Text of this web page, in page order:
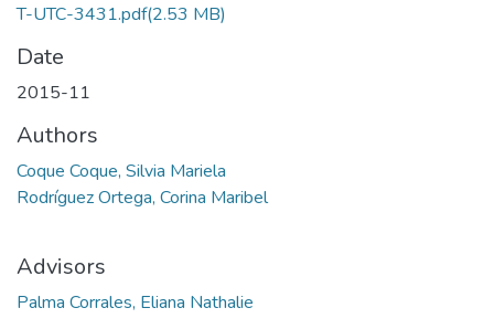
T-UTC-3431.pdf(2.53 MB)
Date
2015-11
Authors
Coque Coque, Silvia Mariela
Rodríguez Ortega, Corina Maribel
Advisors
Palma Corrales, Eliana Nathalie